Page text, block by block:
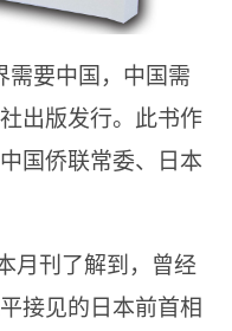
需要中国，中国需
出版发行。此书作
国侨联常委、日本
月刊了解到，曾经
接见的日本前首相